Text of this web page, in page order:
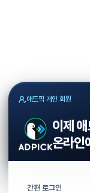
애드픽 개인 회원
이제
온라인
간편 로그인